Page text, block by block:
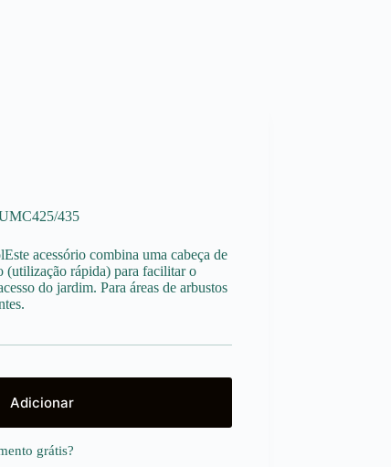
435
acessório combina uma cabeça de
rápida) para facilitar o
do jardim. Para áreas de arbustos
Adicionar
grátis?